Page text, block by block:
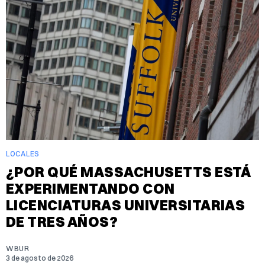
LOCALES
¿POR QUÉ MASSACHUSETTS ESTÁ
EXPERIMENTANDO CON
LICENCIATURAS UNIVERSITARIAS
DE TRES AÑOS?
WBUR
3 de agosto de 2026